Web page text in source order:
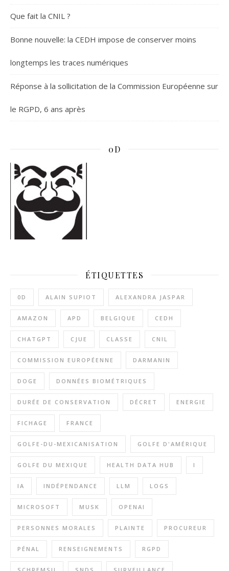
Que fait la CNIL ?
Bonne nouvelle: la CEDH impose de conserver moins
longtemps les traces numériques
Réponse à la sollicitation de la Commission Européenne sur
le RGPD, 6 ans après
0D
ÉTIQUETTES
0D ALAIN SUPIOT ALEXANDRA JASPAR
AMAZON APD BELGIQUE CEDH
CHATGPT CJUE CLASSE CNIL
COMMISSION EUROPÉENNE DARMANIN
DOGE DONNÉES BIOMÉTRIQUES
DURÉE DE CONSERVATION DÉCRET ENERGIE
FICHAGE FRANCE
GOLFE-DU-MEXICANISATION GOLFE D'AMÉRIQUE
GOLFE DU MEXIQUE HEALTH DATA HUB I
IA INDÉPENDANCE LLM LOGS
MICROSOFT MUSK OPENAI
PERSONNES MORALES PLAINTE PROCUREUR
PÉNAL RENSEIGNEMENTS RGPD